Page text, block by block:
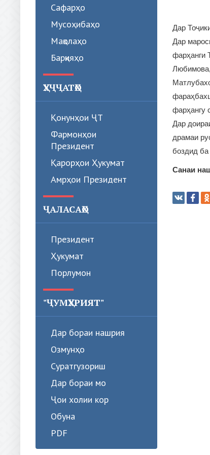
Сафарҳо
Мусоҳибаҳо
Мақолаҳо
Барқияҳо
ҲУҶҶАТҲО
Қонунҳои ҶТ
Фармонҳои
Президент
Қарорҳои Ҳукумат
Амрҳои Президент
ҶАЛАСАҲО
Президент
Ҳукумат
Порлумон
"ҶУМҲУРИЯТ"
Дар бораи нашрия
Озмунҳо
Суратгузориш
Дар бораи мо
Ҷои холии кор
Обуна
PDF
Дар
Дар
фарҳанги
Любимова,
фарҳангу
Дар
драмаи
боздид
Санаи